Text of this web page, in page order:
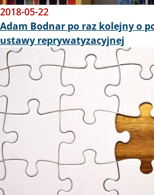
2018-05-22
Adam Bodnar po raz kolejny o
ustawy reprywatyzacyjnej
Obraz